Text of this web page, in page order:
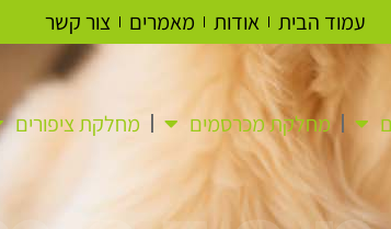
עמוד הבית אודות מאמרים צור קשר
מחלקת מכרסמים מחלקת ציפורים